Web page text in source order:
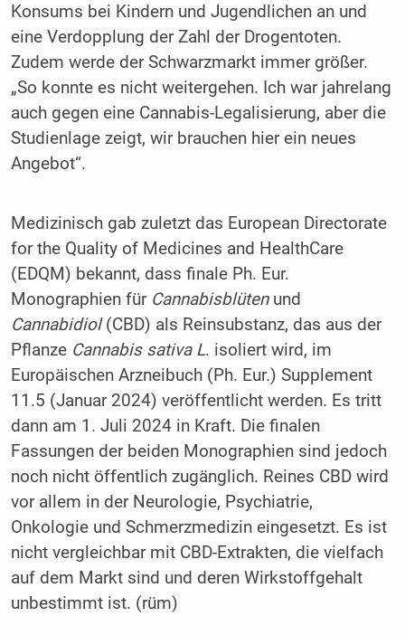
Konsums bei Kindern und Jugendlichen an und
eine Verdopplung der Zahl der Drogentoten.
Zudem werde der Schwarzmarkt immer größer.
„So konnte es nicht weitergehen. Ich war jahrelang
auch gegen eine Cannabis-Legalisierung, aber die
Studienlage zeigt, wir brauchen hier ein neues
Angebot“.
Medizinisch gab zuletzt das European Directorate
for the Quality of Medicines and HealthCare
(EDQM) bekannt, dass finale Ph. Eur.
Monographien für Cannabisblütenund
Cannabidiol(CBD) als Reinsubstanz, das aus der
Pflanze Cannabis sativa L. isoliert wird, im
Europäischen Arzneibuch (Ph. Eur.) Supplement
11.5 (Januar 2024) veröffentlicht werden. Es tritt
dann am 1. Juli 2024 in Kraft. Die finalen
Fassungen der beiden Monographien sind jedoch
noch nicht öffentlich zugänglich. Reines CBD wird
vor allem in der Neurologie, Psychiatrie,
Onkologie und Schmerzmedizin eingesetzt. Es ist
nicht vergleichbar mit CBD-Extrakten, die vielfach
auf dem Markt sind und deren Wirkstoffgehalt
unbestimmt ist. (rüm)